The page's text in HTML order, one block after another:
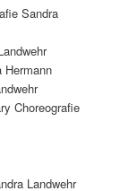
Sandra
Hermann
Choreograﬁe
Landwehr